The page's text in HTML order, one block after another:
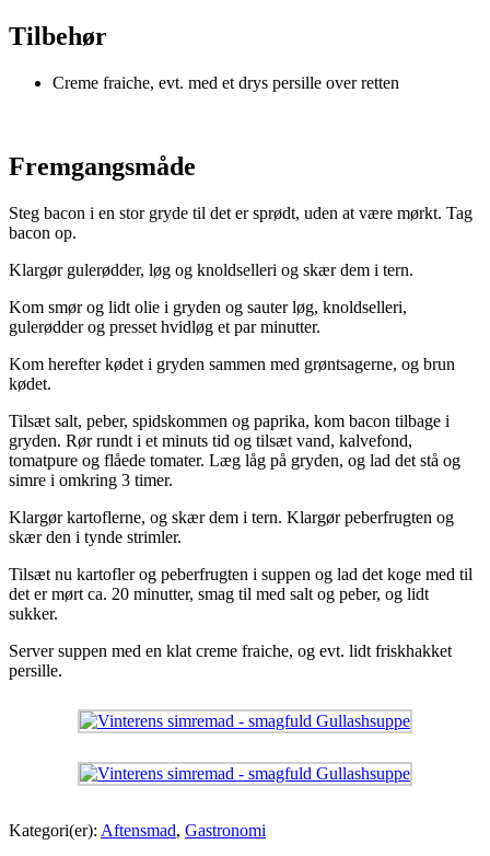
Tilbehør
Creme fraiche, evt. med et drys persille over retten
Fremgangsmåde
Steg bacon i en stor gryde til det er sprødt, uden at være mørkt. Tag
bacon op.
Klargør gulerødder, løg og knoldselleri og skær dem i tern.
Kom smør og lidt olie i gryden og sauter løg, knoldselleri,
gulerødder og presset hvidløg et par minutter.
Kom herefter kødet i gryden sammen med grøntsagerne, og brun
kødet.
Tilsæt salt, peber, spidskommen og paprika, kom bacon tilbage i
gryden. Rør rundt i et minuts tid og tilsæt vand, kalvefond,
tomatpure og flåede tomater. Læg låg på gryden, og lad det stå og
simre i omkring 3 timer.
Klargør kartoflerne, og skær dem i tern. Klargør peberfrugten og
skær den i tynde strimler.
Tilsæt nu kartofler og peberfrugten i suppen og lad det koge med til
det er mørt ca. 20 minutter, smag til med salt og peber, og lidt
sukker.
Server suppen med en klat creme fraiche, og evt. lidt friskhakket
persille.
Kategori(er): Aftensmad, Gastronomi